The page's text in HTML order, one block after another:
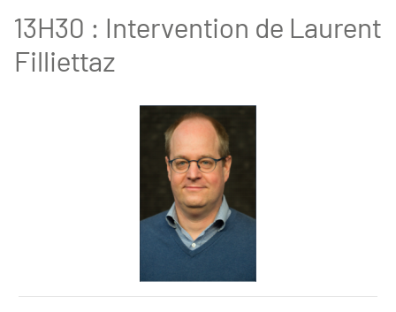
13H30 : Intervention de Laurent
Filliettaz